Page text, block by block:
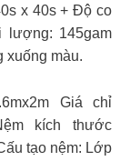
x 40s + Độ co
lượng: 145gam
xuống màu.
Giá chỉ
kích thước
tạo nệm: Lớp